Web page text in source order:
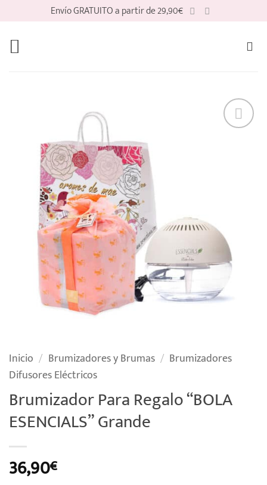
contenido
Envío GRATUITO a partir de 29,90€
Inicio / Brumizadores y Brumas / Brumizadores
Difusores Eléctricos
Brumizador Para Regalo “BOLA
ESENCIALS” Grande
36,90€